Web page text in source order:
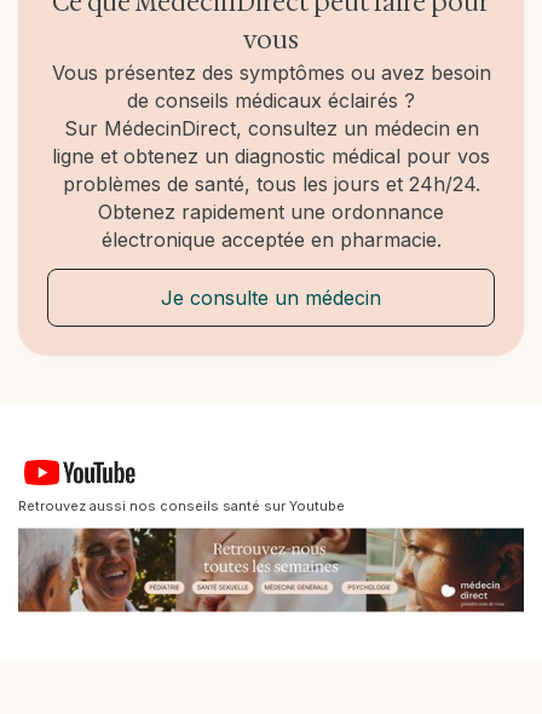
vous
Vous présentez des symptômes ou avez besoin
de conseils médicaux éclairés ?
Sur MédecinDirect, consultez un médecin en
ligne et obtenez un diagnostic médical pour vos
problèmes de santé, tous les jours et 24h/24.
Obtenez rapidement une ordonnance
électronique acceptée en pharmacie.
Je consulte un médecin
Retrouvez aussi nos conseils santé sur Youtube